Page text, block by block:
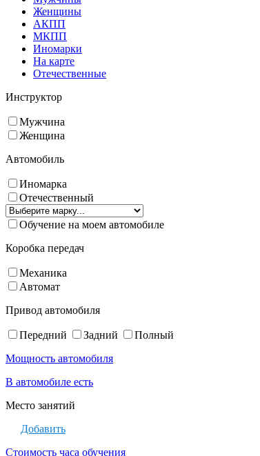
Женщины
АКПП
МКПП
Иномарки
На карте
Отечественные
Инструктор
Мужчина
Женщина
Автомобиль
Иномарка
Отечественный
Обучение на моем автомобиле
Коробка передач
Механика
Автомат
Привод автомобиля
Передний Задний
Полный
Мощность автомобиля
В автомобиле есть
Место занятий
Добавить
Стоимость часа обучения